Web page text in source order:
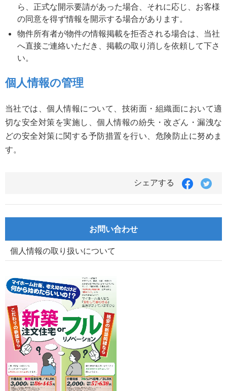
ら、正式な開示要請があった場合、それに応じ、お客様
の同意を得ず情報を開示する場合があります。
物件所有者が物件の情報掲載を拒否される場合は、当社
へ直接ご連絡いただき、掲載の取り消しを依頼して下さ
い。
個人情報の管理
当社では、個人情報について、技術面・組織面において適
切な安全対策を実施し、個人情報の紛失・改ざん・漏洩な
どの安全対策に関する予防措置を行い、危険防止に努めま
す。
シェアする
ア
る
ア
る
お問い合わせ
個人情報の取り扱いについて